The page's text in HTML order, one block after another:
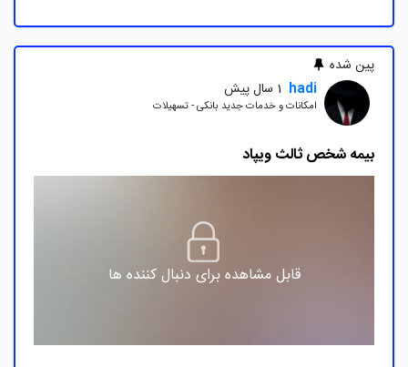
پین شده
hadi 1 سال پیش
امکانات و خدمات جدید بانکی - تسهیلات
بیمه شخص ثالث ویپاد
قابل مشاهده برای دنبال کننده ها